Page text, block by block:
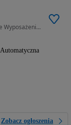
1956 cm3 • 194 KM • 2.0 194 KM 4X4 Skóry Bogate Wyposażenie Hak Niski Przebieg
Automatyczna
Zobacz ogłoszenia